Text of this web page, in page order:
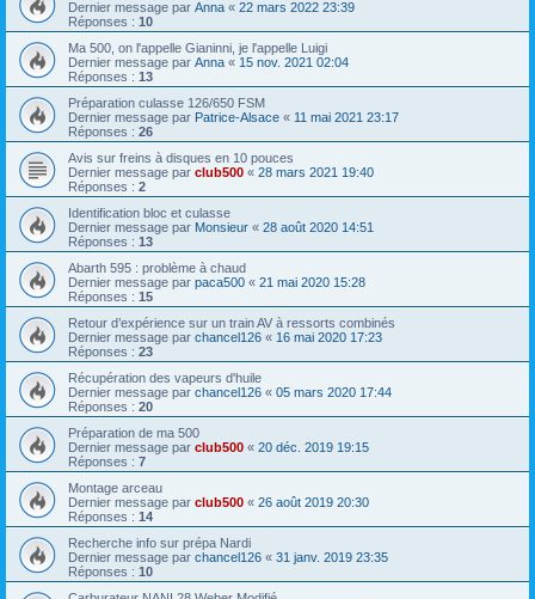
Dernier message par Anna « 22 mars 2022 23:39
Réponses : 10
Ma 500, on l'appelle Gianinni, je l'appelle Luigi
Dernier message par Anna « 15 nov. 2021 02:04
Réponses : 13
Préparation culasse 126/650 FSM
Dernier message par Patrice-Alsace « 11 mai 2021 23:17
Réponses : 26
Avis sur freins à disques en 10 pouces
Dernier message par club500 « 28 mars 2021 19:40
Réponses : 2
Identification bloc et culasse
Dernier message par Monsieur « 28 août 2020 14:51
Réponses : 13
Abarth 595 : problème à chaud
Dernier message par paca500 « 21 mai 2020 15:28
Réponses : 15
Retour d’expérience sur un train AV à ressorts combinés
Dernier message par chancel126 « 16 mai 2020 17:23
Réponses : 23
Récupération des vapeurs d'huile
Dernier message par chancel126 « 05 mars 2020 17:44
Réponses : 20
Préparation de ma 500
Dernier message par club500 « 20 déc. 2019 19:15
Réponses : 7
Montage arceau
Dernier message par club500 « 26 août 2019 20:30
Réponses : 14
Recherche info sur prépa Nardi
Dernier message par chancel126 « 31 janv. 2019 23:35
Réponses : 10